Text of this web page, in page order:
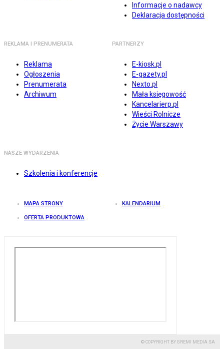
Informacje o nadawcy
Deklaracja dostępności
REKLAMA I PRENUMERATA
Reklama
Ogłoszenia
Prenumerata
Archiwum
PARTNERZY
E-kiosk.pl
E-gazety.pl
Nexto.pl
Mała księgowość
Kancelarierp.pl
Wieści Rolnicze
Życie Warszawy
NASZE WYDARZENIA
Szkolenia i konferencje
MAPA STRONY KALENDARIUM
OFERTA PRODUKTOWA
© COPYRIGHT BY GREMI MEDIA SA